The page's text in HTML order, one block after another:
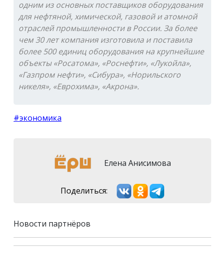
одним из основных поставщиков оборудования
для нефтяной, химической, газовой и атомной
отраслей промышленности в России. За более
чем 30 лет компания изготовила и поставила
более 500 единиц оборудования на крупнейшие
объекты «Росатома», «Роснефти», «Лукойла»,
«Газпром нефти», «Сибура», «Норильского
никеля», «Еврохима», «Акрона».
#экономика
Елена Анисимова
Поделиться:
Новости партнёров